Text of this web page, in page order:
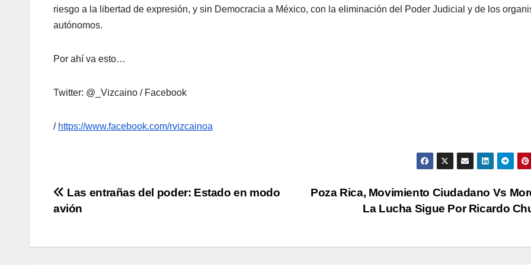
riesgo a la libertad de expresión, y sin Democracia a México, con la eliminación del Poder Judicial y de los
autónomos.
Por ahí va esto…
Twitter: @_Vizcaino / Facebook
/ https://www.facebook.com/rvizcainoa
Navegación
entradas
Poza Rica, Movimiento Ciudadano Vs
La Lucha Sigue Por Ricardo
Las entrañas del poder: Estado en modo
avión